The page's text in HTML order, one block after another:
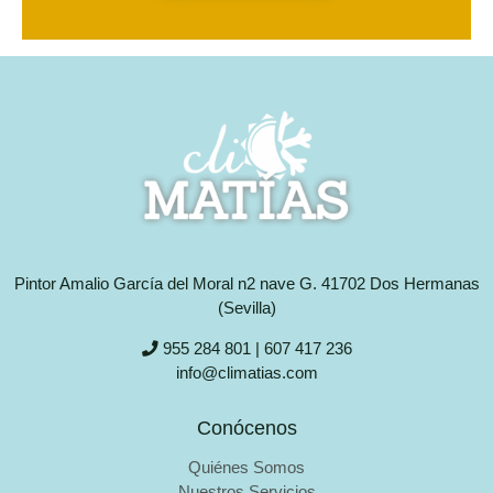
Pintor Amalio García del Moral n2 nave G. 41702 Dos Hermanas
(Sevilla)
955 284 801 | 607 417 236
info@climatias.com
Conócenos
Quiénes Somos